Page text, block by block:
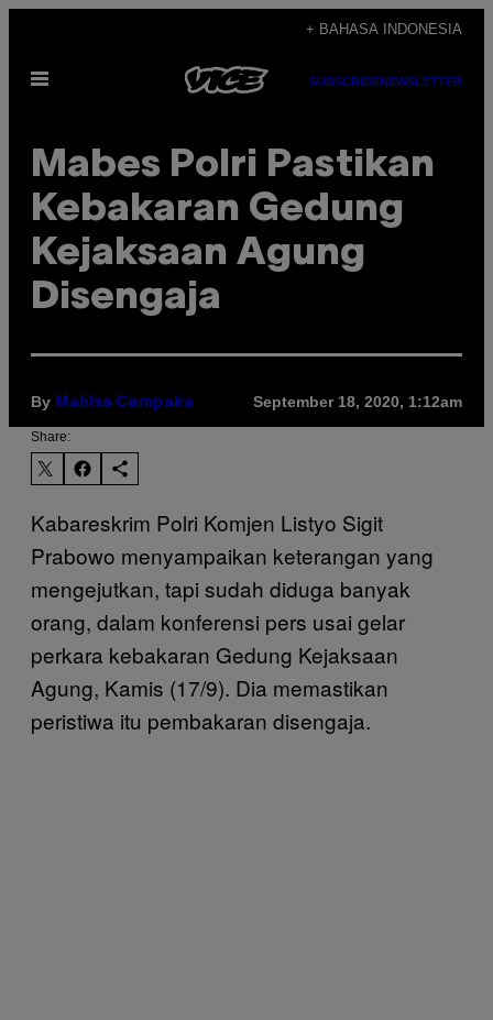
content
+ BAHASA INDONESIA
Open
SUBSCRIBENEWSLETTER
Mabes Polri Pastikan
Kebakaran Gedung
Kejaksaan Agung
Disengaja
By Mahisa Cempaka September 18, 2020, 1:12am
Share:
Kabareskrim Polri Komjen Listyo Sigit
Prabowo menyampaikan keterangan yang
mengejutkan, tapi sudah diduga banyak
orang, dalam konferensi pers usai gelar
perkara kebakaran Gedung Kejaksaan
Agung, Kamis (17/9). Dia memastikan
peristiwa itu pembakaran disengaja.